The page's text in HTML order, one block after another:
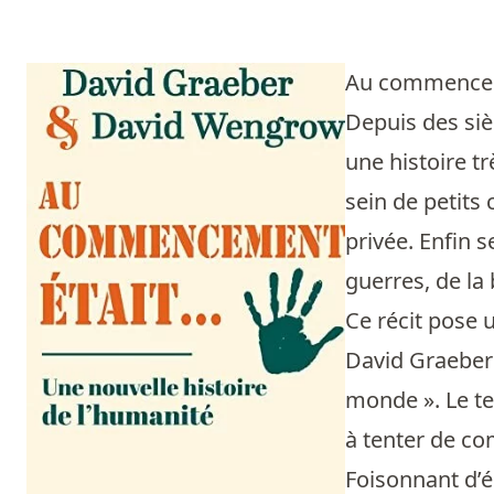
Au
Depuis des
une histoire
sein de petits
privée. Enfin
guerres, de la
Ce récit pose
David
monde ». Le
à tenter de
Foisonnant